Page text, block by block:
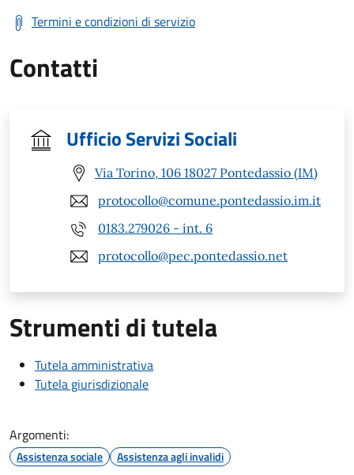
Termini e condizioni di servizio
Contatti
Ufficio Servizi Sociali
Via Torino, 106 18027 Pontedassio (IM)
protocollo@comune.pontedassio.im.it
0183.279026 - int. 6
protocollo@pec.pontedassio.net
Strumenti di tutela
Tutela amministrativa
Tutela giurisdizionale
Argomenti:
Assistenza sociale Assistenza agli invalidi